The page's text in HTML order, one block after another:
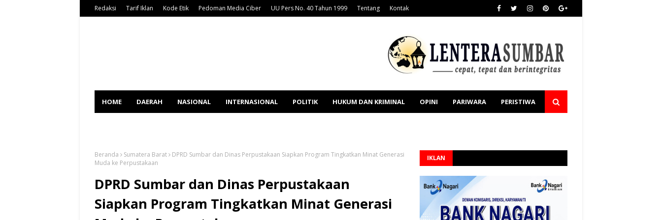
Redaksi Tarif Iklan Kode Etik Pedoman Media Ciber UU Pers No. 40 Tahun 1999 Tentang Kontak
HOME DAERAH NASIONAL INTERNASIONAL POLITIK HUKUM DAN KRIMINAL OPINI PARIWARA PERISTIWA
Beranda Sumatera Barat
DPRD Sumbar dan Dinas Perpustakaan Siapkan Program Tingkatkan Minat Generasi
Muda ke Perpustakaan
DPRD Sumbar dan Dinas Perpustakaan
Siapkan Program Tingkatkan Minat Generasi
IKLAN